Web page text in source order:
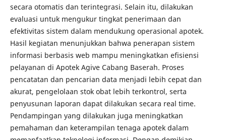
secara otomatis dan terintegrasi. Selain itu, dilakukan
evaluasi untuk mengukur tingkat penerimaan dan
efektivitas sistem dalam mendukung operasional apotek.
Hasil kegiatan menunjukkan bahwa penerapan sistem
informasi berbasis web mampu meningkatkan efisiensi
pelayanan di Apotek Agive Cabang Baserah. Proses
pencatatan dan pencarian data menjadi lebih cepat dan
akurat, pengelolaan stok obat lebih terkontrol, serta
penyusunan laporan dapat dilakukan secara real time.
Pendampingan yang dilakukan juga meningkatkan
pemahaman dan keterampilan tenaga apotek dalam